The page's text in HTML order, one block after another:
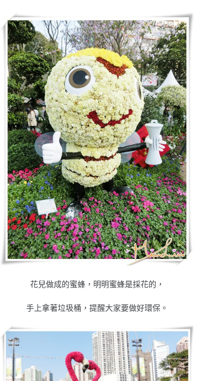
花兒做成的蜜蜂，明明蜜蜂是採花的，
手上拿著垃圾桶，提醒大家要做好環保。